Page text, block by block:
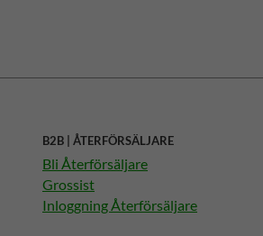
B2B | ÅTERFÖRSÄLJARE
Bli Återförsäljare
Grossist
Inloggning Återförsäljare